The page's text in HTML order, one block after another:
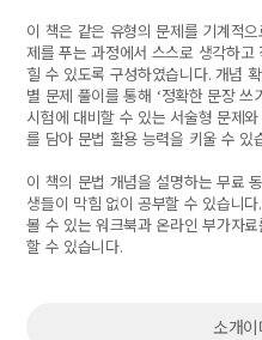
이 책은 같은 유형의 문제를 기계적
제를 푸는 과정에서 스스로 생각하
힐 수 있도록 구성하였습니다. 개념
별 문제 풀이를 통해 ‘정확한 문장 쓰
시험에 대비할 수 있는 서술형 문제
를 담아 문법 활용 능력을 키울 수 있
이 책의 문법 개념을 설명하는 무료
생들이 막힘 없이 공부할 수 있습니다.
볼 수 있는 워크북과 온라인 부가자
할 수 있습니다.
소개